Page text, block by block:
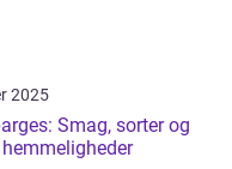
2025
Smag, sorter og